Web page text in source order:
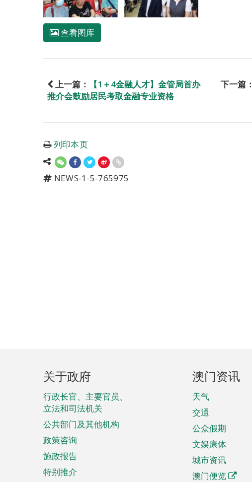
查看图库
上一篇：
【1＋4金融人才】金管局首办
推介会鼓励居民考取金融专业资格
下一篇：
列印本页
NEWS-1-5-765975
页
脚
菜
单
关于政府
行政长官、主要官员、
立法和司法机关
公共部门及其他机构
政策咨询
施政报告
特别推介
澳门资讯
天气
交通
公众假期
文娱康体
城市资讯
澳门便览